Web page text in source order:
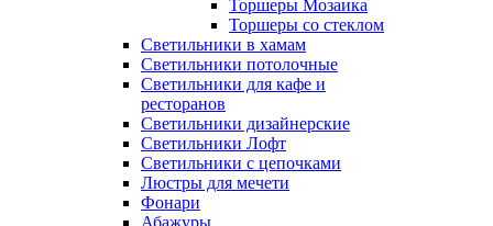
Торшеры Мозаика
Торшеры со стеклом
Светильники в хамам
Светильники потолочные
Светильники для кафе и
ресторанов
Светильники дизайнерские
Светильники Лофт
Светильники с цепочками
Люстры для мечети
Фонари
Абажуры